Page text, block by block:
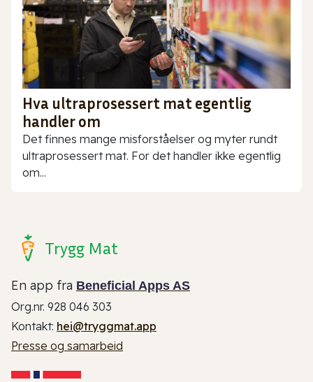
Hva ultraprosessert mat egentlig
handler om
Det finnes mange misforståelser og myter rundt
ultraprosessert mat. For det handler ikke egentlig
om...
Trygg Mat
En app fra Beneficial Apps AS
Org.nr. 928 046 303
Kontakt: hei@tryggmat.app
Presse og samarbeid